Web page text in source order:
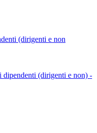
(dirigenti e non
(dirigenti e non) -